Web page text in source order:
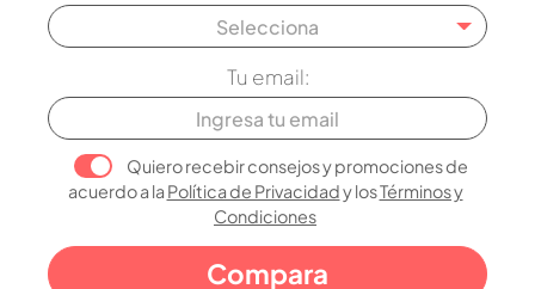
Selecciona
Tu email:
Quiero recebir consejos y promociones de
acuerdo a la Política de Privacidady losTérminos y
Condiciones